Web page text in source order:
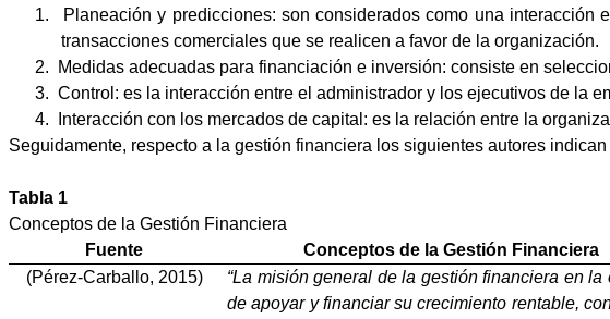
1.
Planeación y predicciones: son considerados como una
transacciones comerciales que se realicen a favor de la organización.
2.
Medidas adecuadas para financiación e inversión: consiste en
3. Control: es la interacción entre el administrador y los ejecutivos de la
4.
Interacción con los mercados de capital: es la relación entre la
Seguidamente, respecto a la gestión financiera los siguientes autores
Tabla 1
Conceptos de la Gestión Financiera
Fuente
Conceptos de la Gestión Financiera
(Pérez-Carballo, 2015)
“La misión general de la gestión financiera en la
de apoyar y financiar su crecimiento rentable,